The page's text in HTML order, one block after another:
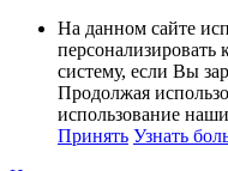
На данном сайте
персонализировать
систему, если Вы
Продолжая
использование
Принять Узнать